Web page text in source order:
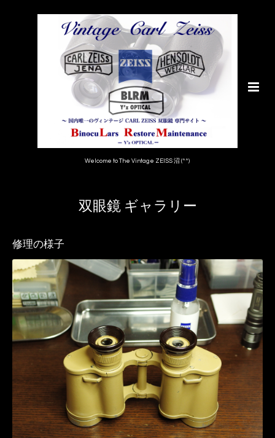
Welcome to The Vintage ZEISS 沼 (^^)
双眼鏡 ギャラリー
修理の様子